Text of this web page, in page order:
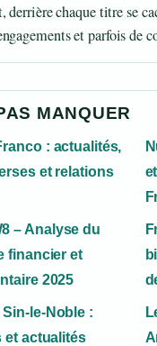
derrière chaque titre se
et parfois de
MANQUER
: actualités,
et relations
– Analyse du
financier et
2025
le-Noble :
et actualités